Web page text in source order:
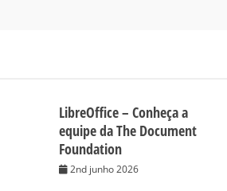
LibreOffice – Conheça a
equipe da The Document
Foundation
2nd junho 2026